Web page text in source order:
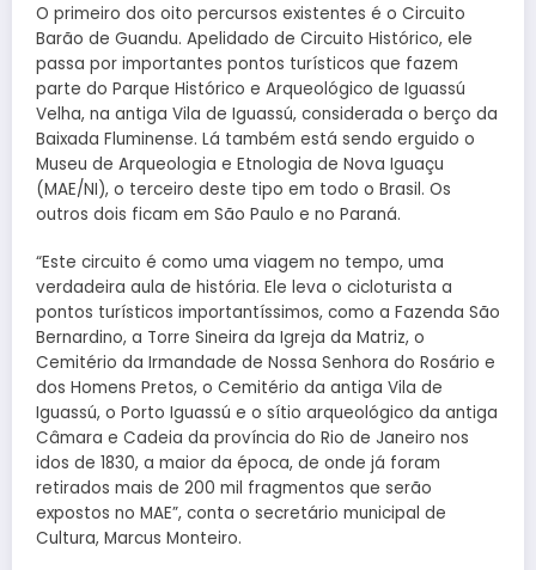
O primeiro dos oito percursos existentes é o Circuito
Barão de Guandu. Apelidado de Circuito Histórico, ele
passa por importantes pontos turísticos que fazem
parte do Parque Histórico e Arqueológico de Iguassú
Velha, na antiga Vila de Iguassú, considerada o berço da
Baixada Fluminense. Lá também está sendo erguido o
Museu de Arqueologia e Etnologia de Nova Iguaçu
(MAE/NI), o terceiro deste tipo em todo o Brasil. Os
outros dois ficam em São Paulo e no Paraná.
“Este circuito é como uma viagem no tempo, uma
verdadeira aula de história. Ele leva o cicloturista a
pontos turísticos importantíssimos, como a Fazenda São
Bernardino, a Torre Sineira da Igreja da Matriz, o
Cemitério da Irmandade de Nossa Senhora do Rosário e
dos Homens Pretos, o Cemitério da antiga Vila de
Iguassú, o Porto Iguassú e o sítio arqueológico da antiga
Câmara e Cadeia da província do Rio de Janeiro nos
idos de 1830, a maior da época, de onde já foram
retirados mais de 200 mil fragmentos que serão
expostos no MAE”, conta o secretário municipal de
Cultura, Marcus Monteiro.